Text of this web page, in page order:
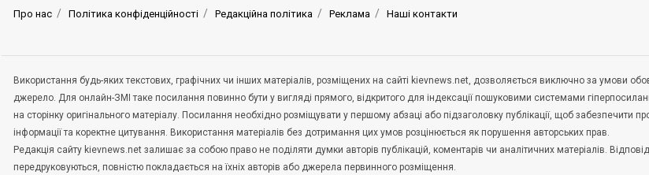
Про нас Політика конфіденційності Редакційна політика Реклама Наші контакти
Використання будь-яких текстових, графічних чи інших матеріалів, розміщених на сайті kievnews.net, дозволяється виключно за умови
джерело. Для онлайн-ЗМІ таке посилання повинно бути у вигляді прямого, відкритого для індексації пошуковими системами
на сторінку оригінального матеріалу. Посилання необхідно розміщувати у першому абзаці або підзаголовку публікації, щоб забезпечити
інформації та коректне цитування. Використання матеріалів без дотримання цих умов розцінюється як порушення авторських прав.
Редакція сайту kievnews.net залишає за собою право не поділяти думки авторів публікацій, коментарів чи аналітичних матеріалів.
передруковуються, повністю покладається на їхніх авторів або джерела первинного розміщення.